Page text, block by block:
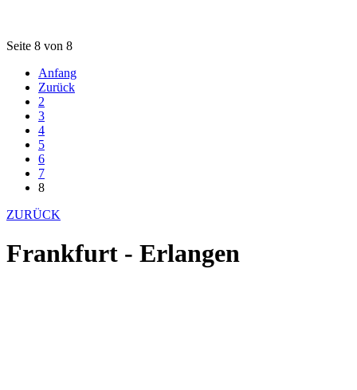
Seite 8 von 8
Anfang
Zurück
2
3
4
5
6
7
8
ZURÜCK
Frankfurt - Erlangen